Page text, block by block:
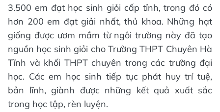
3.500 em đạt học sinh giỏi cấp tỉnh, trong đó có
hơn 200 em đạt giải nhất, thủ khoa. Những hạt
giống được ươm mầm từ ngôi trường này đã tạo
nguồn học sinh giỏi cho Trường THPT Chuyên Hà
Tĩnh và khối THPT chuyên trong các trường đại
học. Các em học sinh tiếp tục phát huy trí tuệ,
bản lĩnh, giành được những kết quả xuất sắc
trong học tập, rèn luyện.